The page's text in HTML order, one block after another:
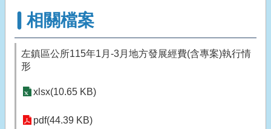
相關檔案
左鎮區公所115年1月-3月地方發展經費(含專案)執行情
形
xlsx(10.65 KB)
pdf(44.39 KB)